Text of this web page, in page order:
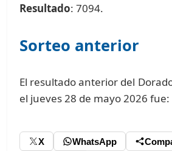
Resultado: 7094.
Sorteo anterior
El resultado anterior del
el jueves 28 de mayo 2026 fue:
X WhatsApp